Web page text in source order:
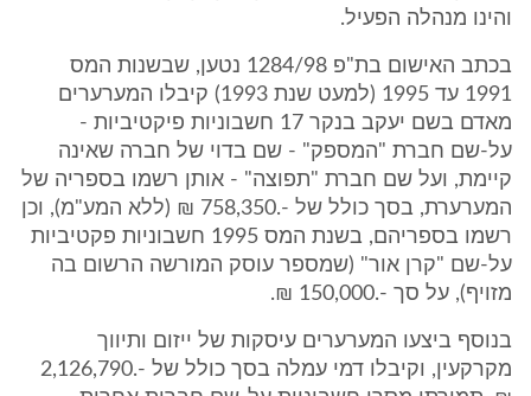
והינו מנהלה הפעיל.
בכתב האישום בת"פ 1284/98 נטען, שבשנות המס
1991 עד 1995 (למעט שנת 1993) קיבלו המערערים
מאדם בשם יעקב בנקר 17 חשבוניות פיקטיביות -
על-שם חברת "המספק" - שם בדוי של חברה שאינה
קיימת, ועל שם חברת "תפוצה" - אותן רשמו בספריה של
המערערת, בסך כולל של -.758,350 ₪ (ללא המע"מ), וכן
רשמו בספריהם, בשנת המס 1995 חשבוניות פקטיביות
על-שם "קרן אור" (שמספר עוסק המורשה הרשום בה
מזויף), על סך -.150,000 ₪.
בנוסף ביצעו המערערים עיסקות של ייזום ותיווך
מקרקעין, וקיבלו דמי עמלה בסך כולל של -.2,126,790